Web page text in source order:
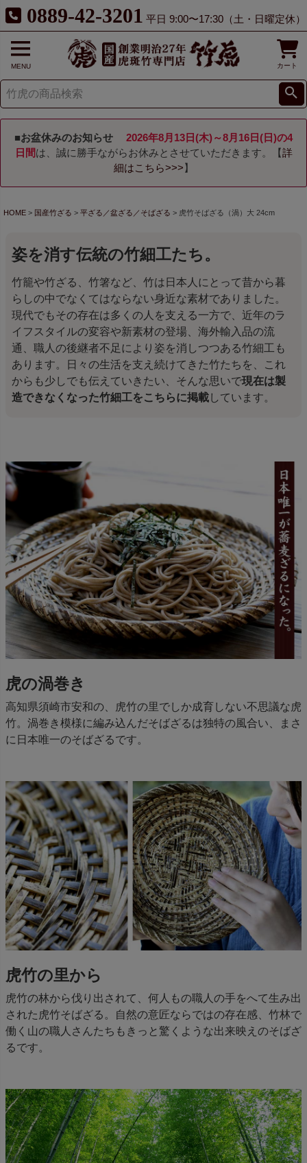
0889-42-3201 平日 9:00〜17:30（土・日曜定休）
MENU カート
■お盆休みのお知らせ
2026年8月13日(木)～8月16日(日)の4
日間は、誠に勝手ながらお休みとさせていただきます。【詳
細はこちら>>> 】
HOME 国産竹ざる 平ざる／盆ざる／そばざる 虎竹そばざる（渦）大 24cm
姿を消す伝統の竹細工たち。
竹籠や竹ざる、竹箸など、竹は日本人にとって昔から暮
らしの中でなくてはならない身近な素材でありました。
現代でもその存在は多くの人を支える一方で、近年のラ
イフスタイルの変容や新素材の登場、海外輸入品の流
通、職人の後継者不足により姿を消しつつある竹細工も
あります。日々の生活を支え続けてきた竹たちを、これ
からも少しでも伝えていきたい、そんな思いで現在は製
造できなくなった竹細工をこちらに掲載しています。
虎の渦巻き
高知県須崎市安和の、虎竹の里でしか成育しない不思議な虎
竹。渦巻き模様に編み込んだそばざるは独特の風合い、まさ
に日本唯一のそばざるです。
虎竹の里から
虎竹の林から伐り出されて、何人もの職人の手をへて生み出
された虎竹そばざる。自然の意匠ならではの存在感、竹林で
働く山の職人さんたちもきっと驚くような出来映えのそばざ
るです。